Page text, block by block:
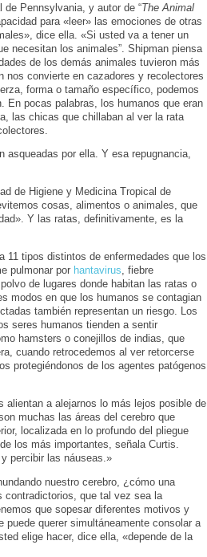
de Pennsylvania, y autor de “The Animal
para «leer» las emociones de otras
dice ella. «Si usted va a tener un
necesitan los animales”. Shipman piensa
de los demás animales tuvieron más
nos convierte en cazadores y recolectores
forma o tamaño específico, podemos
En pocas palabras, los humanos que eran
las chicas que chillaban al ver la rata
asqueadas por ella. Y esa repugnancia,
de Higiene y Medicina Tropical de
cosas, alimentos o animales, que
Y las ratas, definitivamente, es la
11 tipos distintos de enfermedades que los
pulmonar por hantavirus , fiebre
de lugares donde habitan las ratas o
modos en que los humanos se contagian
también representan un riesgo. Los
seres humanos tienden a sentir
hamsters o conejillos de indias, que
cuando retrocedemos al ver retorcerse
protegiéndonos de los agentes patógenos
a alejarnos lo más lejos posible de
muchas las áreas del cerebro que
localizada en lo profundo del pliegue
los más importantes, señala Curtis.
percibir las náuseas.»
nuestro cerebro, ¿cómo una
contradictorios, que tal vez sea la
que sopesar diferentes motivos y
querer simultáneamente consolar a
elige hacer, dice ella, «depende de la